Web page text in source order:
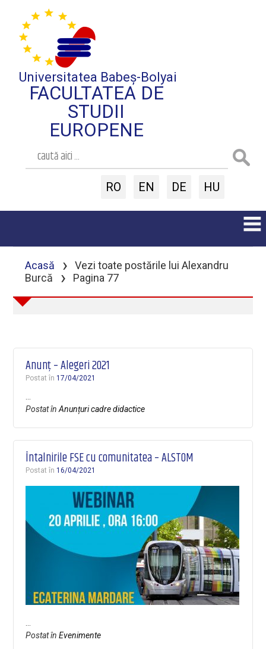
Universitatea Babeș-Bolyai
FACULTATEA DE
STUDII
EUROPENE
RO EN DE HU
Acasă ›
Vezi toate postările lui Alexandru
Burcă
› Pagina 77
Anunț – Alegeri 2021
Postat în 17/04/2021
Postat înAnunțuri cadre didactice
Întalnirile FSE cu comunitatea – ALSTOM
Postat în 16/04/2021
Postat înEvenimente